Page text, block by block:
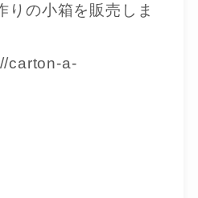
りの小箱を販売しま
carton-a-